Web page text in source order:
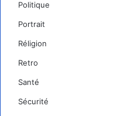
Politique
Portrait
Réligion
Retro
Santé
Sécurité